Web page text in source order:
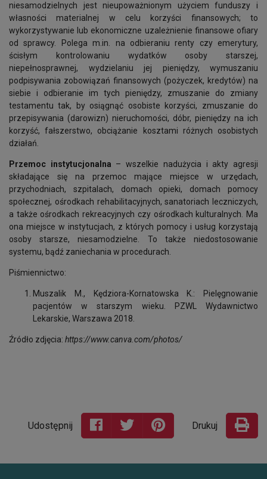
niesamodzielnych jest nieupoważnionym użyciem funduszy i
własności materialnej w celu korzyści finansowych; to
wykorzystywanie lub ekonomiczne uzależnienie finansowe ofiary
od sprawcy. Polega m.in. na odbieraniu renty czy emerytury,
ścisłym kontrolowaniu wydatków osoby starszej,
niepełnosprawnej, wydzielaniu jej pieniędzy, wymuszaniu
podpisywania zobowiązań finansowych (pożyczek, kredytów) na
siebie i odbieranie im tych pieniędzy, zmuszanie do zmiany
testamentu tak, by osiągnąć osobiste korzyści, zmuszanie do
przepisywania (darowizn) nieruchomości, dóbr, pieniędzy na ich
korzyść, fałszerstwo, obciążanie kosztami różnych osobistych
działań.
Przemoc instytucjonalna – wszelkie nadużycia i akty agresji
składające się na przemoc mające miejsce w urzędach,
przychodniach, szpitalach, domach opieki, domach pomocy
społecznej, ośrodkach rehabilitacyjnych, sanatoriach leczniczych,
a także ośrodkach rekreacyjnych czy ośrodkach kulturalnych. Ma
ona miejsce w instytucjach, z których pomocy i usług korzystają
osoby starsze, niesamodzielne. To także niedostosowanie
systemu, bądź zaniechania w procedurach.
Piśmiennictwo:
Muszalik M., Kędziora-Kornatowska K.: Pielęgnowanie
pacjentów w starszym wieku. PZWL Wydawnictwo
Lekarskie, Warszawa 2018.
Źródło zdjęcia: https://www.canva.com/photos/
Udostępnij Drukuj